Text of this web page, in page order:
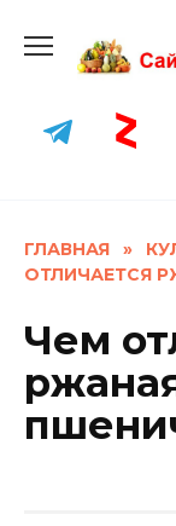
ГЛАВНАЯ »
ОТЛИЧАЕТСЯ
Чем